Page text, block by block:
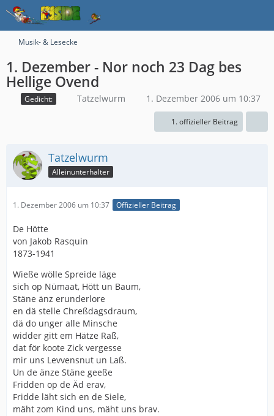
Musik- & Lesecke
1. Dezember - Nor noch 23 Dag bes
Hellige Ovend
Gedicht: Tatzelwurm 1. Dezember 2006 um 10:37
1. offizieller Beitrag
Tatzelwurm
Alleinunterhalter
1. Dezember 2006 um 10:37 Offizieller Beitrag
De Hötte
von Jakob Rasquin
1873-1941
Wieße wölle Spreide läge
sich op Nümaat, Hött un Baum,
Stäne änz erunderlore
en dä stelle Chreßdagsdraum,
dä do unger alle Minsche
widder gitt em Hätze Raß,
dat för koote Zick vergesse
mir uns Levvensnut un Laß.
Un de änze Stäne geeße
Fridden op de Äd erav,
Fridde läht sich en de Siele,
mäht zom Kind uns, mäht uns brav.